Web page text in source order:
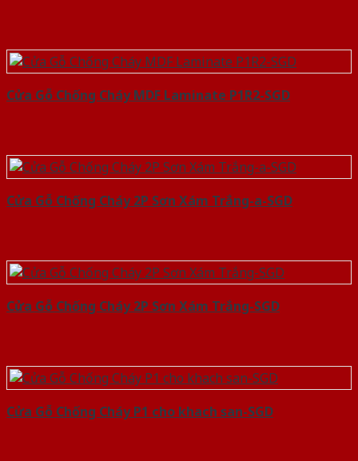
Cửa Gỗ Chống Cháy MDF Laminate P1R2-SGD
Cửa Gỗ Chống Cháy 2P Sơn Xám Trắng-a-SGD
Cửa Gỗ Chống Cháy 2P Sơn Xám Trắng-SGD
Cửa Gỗ Chống Cháy P1 cho khach san-SGD